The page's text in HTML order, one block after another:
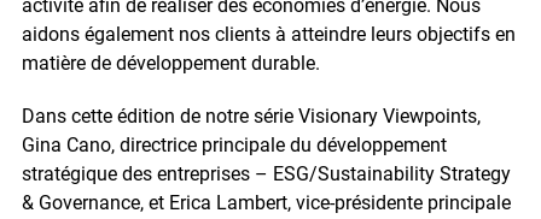
activité afin de réaliser des économies d’énergie. Nous
aidons également nos clients à atteindre leurs objectifs en
matière de développement durable.
Dans cette édition de notre série Visionary Viewpoints,
Gina Cano, directrice principale du développement
stratégique des entreprises – ESG/Sustainability Strategy
& Governance, et Erica Lambert, vice-présidente principale